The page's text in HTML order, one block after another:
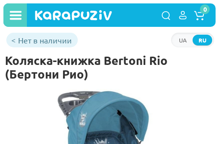
RU
UA
0
Нет в наличии
Коляска-книжка Bertoni Rio
(Бертони Рио)